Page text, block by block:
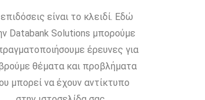
είναι το κλειδί. Εδώ
Databank Solutions μπορούμε
έρευνες για
θέματα και προβλήματα
μπορεί να έχουν αντίκτυπο